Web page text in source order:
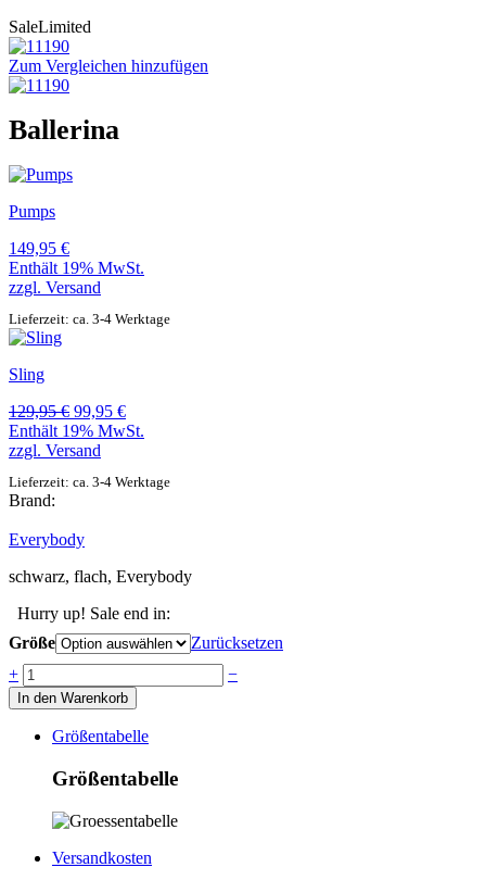
SaleLimited
Zum Vergleichen hinzufügen
Ballerina
Pumps
149,95 €
Enthält 19% MwSt.
zzgl. Versand
Lieferzeit: ca. 3-4 Werktage
Sling
129,95€ Ursprünglicher
Preis
war:
99,95 €Aktueller
Preis
Enthält 19% MwSt.
zzgl. Versand
Lieferzeit: ca. 3-4 Werktage
Brand:
Everybody
schwarz, flach, Everybody
Hurry up! Sale end in:
Größe
Zurücksetzen
Anzahl
+ −
In den Warenkorb
Größentabelle
Größentabelle
Versandkosten